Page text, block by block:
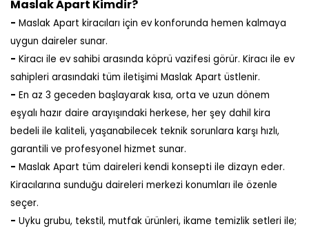
Maslak Apart Kimdir?
- Maslak Apart kiracıları için ev konforunda hemen kalmaya
uygun daireler sunar.
- Kiracı ile ev sahibi arasında köprü vazifesi görür. Kiracı ile ev
sahipleri arasındaki tüm iletişimi Maslak Apart üstlenir.
- En az 3 geceden başlayarak kısa, orta ve uzun dönem
eşyalı hazır daire arayışındaki herkese, her şey dahil kira
bedeli ile kaliteli, yaşanabilecek teknik sorunlara karşı hızlı,
garantili ve profesyonel hizmet sunar.
- Maslak Apart tüm daireleri kendi konsepti ile dizayn eder.
Kiracılarına sunduğu daireleri merkezi konumları ile özenle
seçer.
- Uyku grubu, tekstil, mutfak ürünleri, ikame temizlik setleri ile;